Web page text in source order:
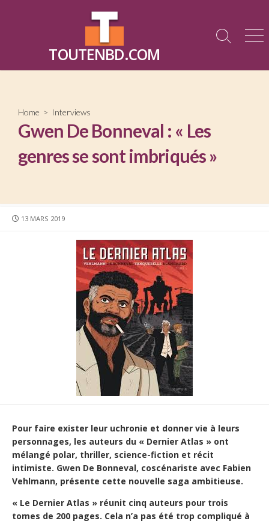
TOUTENBD.COM
Search
Home > Interviews
Gwen De Bonneval : « Les
genres se sont imbriqués »
PUBLISHED
13 MARS 2019
Pour faire exister leur uchronie et donner vie à leurs
personnages, les auteurs du « Dernier Atlas » ont
mélangé polar, thriller, science-fiction et récit
intimiste. Gwen De Bonneval, coscénariste avec Fabien
Vehlmann, présente cette nouvelle saga ambitieuse.
« Le Dernier Atlas » réunit cinq auteurs pour trois
tomes de 200 pages. Cela n’a pas été trop compliqué à